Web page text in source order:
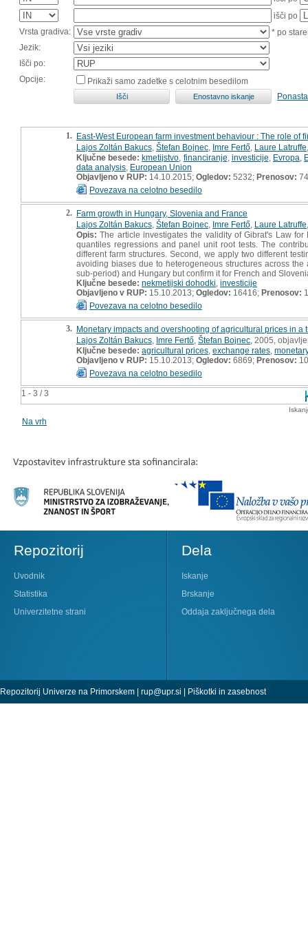
išči po
Vrsta gradiva:
* po
Jezik:
Išči po:
Opcije:
Prikaži samo zadetke s celotnim besedilom
1 - 3 / 3
1. East-West European farm investment behaviour : The role of
Lajos Zoltán Bakucs Štefan Bojnec Imre Fertő Laure Latruffe
Ključne besede: kmetijstvo financiranje investicije Evropa
data analysis European Union
Objavljeno v RUP: 14.10.2015; Ogledov: 5232; Prenosov: 74
Povezava na celotno besedilo
2. Farm growth in Hungary, Slovenia and France
Lajos Zoltán Bakucs Štefan Bojnec Imre Fertő Laure Latruffe
Opis: The article investigates the validity of Gibrat's Law
quantiles regressions and panel unit root tests. The
different farm structures. Second, we apply two different
avoiding biases due to heterogeneous structures across
sub-period) and Hungary but confirm it for French and
Ključne besede: nekmetijski dohodki investicije
Objavljeno v RUP: 15.10.2013; Ogledov: 16416; Prenosov:
Povezava na celotno besedilo
3. Monetary impacts and overshooting of agricultural prices in a
Lajos Zoltán Bakucs Imre Fertő Štefan Bojnec , 2005,
Ključne besede: agricultural prices exchange rates
Objavljeno v RUP: 15.10.2013; Ogledov: 6869; Prenosov:
Povezava na celotno besedilo
Na vrh
Repozitorij
Uvodnik
Statistika
Univerzitetne strani
Dela
Iskanje
Brskanje
Oddaja zaključnega dela
Repozitorij Univerze na Primorskem | rup@upr.si | Piškotki in zasebnost